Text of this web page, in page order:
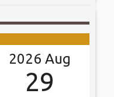
2026 Aug
29